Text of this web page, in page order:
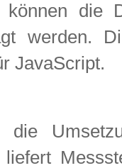
können die
werden.
JavaScript.
die